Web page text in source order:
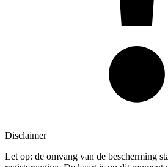
Disclaimer
Let op: de omvang van de bescherming